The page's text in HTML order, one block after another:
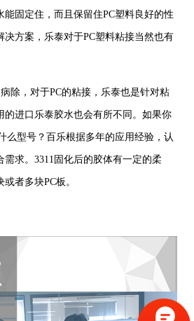
固定住，而且保留住PC塑料良好的性
决方案，乐泰对于PC塑料粘接当然也有
除，对于PC的粘接，乐泰也是针对粘
的进口乐泰胶水也会有所不同。如果你
么型号？百乐根据多年的应用经验，认
需求。3311固化后的胶体有一定的柔
者多块PC板。